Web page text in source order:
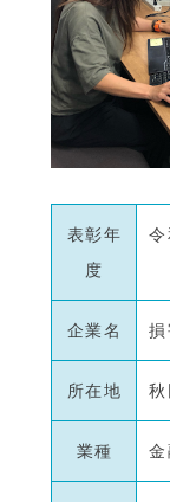
表彰年
度
企業名
所在地 秋
業種 金